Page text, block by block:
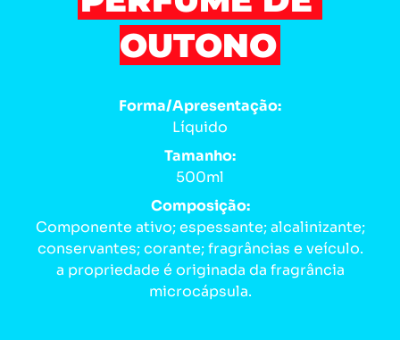
OUTONO
Forma/Apresentação:
Líquido
Tamanho:
500ml
Composição:
Componente ativo; espessante; alcalinizante;
conservantes; corante; fragrâncias e veículo.
a propriedade é originada da fragrância
microcápsula.